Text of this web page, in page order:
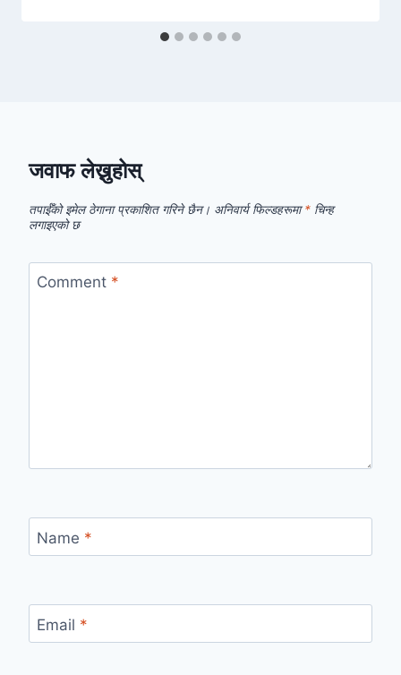
जवाफ लेख्नुहोस्
तपाईँको इमेल ठेगाना प्रकाशित गरिने छैन। अनिवार्य फिल्डहरूमा* चिन्ह
लगाइएको छ
Comment *
Name *
Email *